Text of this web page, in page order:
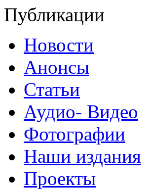
Публикации
Новости
Анонсы
Статьи
Аудио- Видео
Фотографии
Наши издания
Проекты